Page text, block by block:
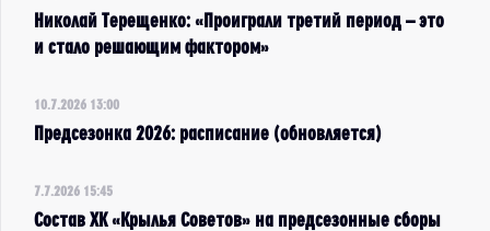
Николай Терещенко: «Проиграли третий период – это
и стало решающим фактором»
10.7.2026 13:00
Предсезонка 2026: расписание (обновляется)
7.7.2026 15:45
Состав ХК «Крылья Советов» на предсезонные сборы